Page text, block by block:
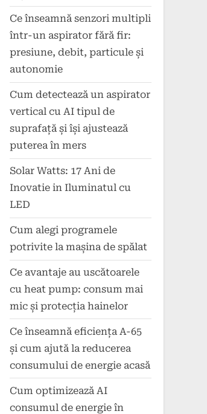
Ce înseamnă senzori multipli
într-un aspirator fără fir:
presiune, debit, particule și
autonomie
Cum detectează un aspirator
vertical cu AI tipul de
suprafață și își ajustează
puterea în mers
Solar Watts: 17 Ani de
Inovatie in Iluminatul cu
LED
Cum alegi programele
potrivite la mașina de spălat
Ce avantaje au uscătoarele
cu heat pump: consum mai
mic și protecția hainelor
Ce înseamnă eficiența A-65
și cum ajută la reducerea
consumului de energie acasă
Cum optimizează AI
consumul de energie în